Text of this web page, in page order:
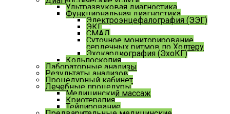
Ультразвуковая диагностика
Функциональная диагностика
Электроэнцефалография (ЭЭГ)
ЭКГ
СМАД
Суточное мониторирование
сердечных ритмов по Холтеру
Эхокардиография (ЭхоКГ)
Кольпоскопия
Лабораторные анализы
Результаты анализов
Процедурный кабинет
Лечебные процедуры
Медицинский массаж
Криотерапия
Тейпирование